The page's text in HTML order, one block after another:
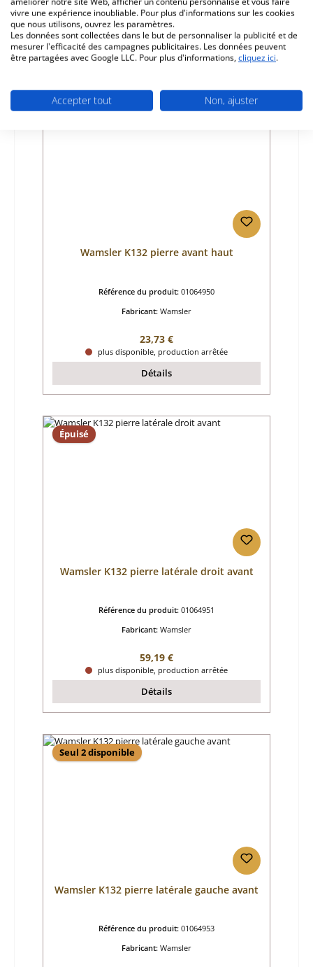
Prix régulier :
67,64 €
Disponible, délai de livraison : 4-6 jours
Détails
Épuisé
Wamsler K132 pierre avant haut
Référence du produit: 01064950
Fabricant: Wamsler
Prix régulier :
23,73 €
plus disponible, production arrêtée
Détails
Épuisé
Wamsler K132 pierre latérale droit avant
Référence du produit: 01064951
Fabricant: Wamsler
Prix régulier :
59,19 €
plus disponible, production arrêtée
Détails
Seul 2 disponible
Wamsler K132 pierre latérale gauche avant
Référence du produit: 01064953
Fabricant: Wamsler
vivre une expérience inoubliable. Pour plus d'informations sur les cookies
que nous utilisons, ouvrez les paramètres.
Les données sont collectées dans le but de personnaliser la publicité et de
mesurer l'efficacité des campagnes publicitaires. Les données peuvent
être partagées avec Google LLC. Pour plus d'informations, cliquez ici.
Accepter tout Non, ajuster